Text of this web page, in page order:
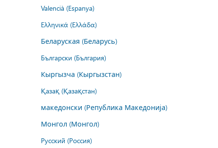
Valencià (Espanya)
Ελληνικά (Ελλάδα)
Беларуская (Беларусь)
Български (България)
Кыргызча (Кыргызстан)
Қазақ (Қазақстан)
македонски (Република Македонија)
Монгол (Монгол)
Русский (Россия)